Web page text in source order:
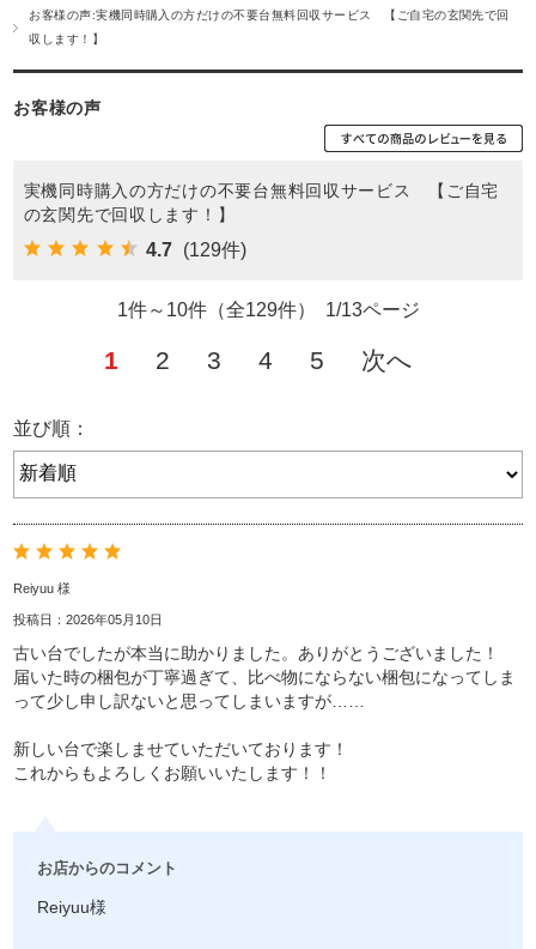
お客様の声:実機同時購入の方だけの不要台無料回収サービス 【ご自宅の玄関先で回
収します！】
お客様の声
実機同時購入の方だけの不要台無料回収サービス 【ご自宅
の玄関先で回収します！】
4.7 (129件)
1件～10件（全129件） 1/13ページ
1 2 3 4 5 次へ
並び順：
Reiyuu 様
投稿日：2026年05月10日
古い台でしたが本当に助かりました。ありがとうございました！
届いた時の梱包が丁寧過ぎて、比べ物にならない梱包になってしま
って少し申し訳ないと思ってしまいますが……
新しい台で楽しませていただいております！
これからもよろしくお願いいたします！！
お店からのコメント
Reiyuu様